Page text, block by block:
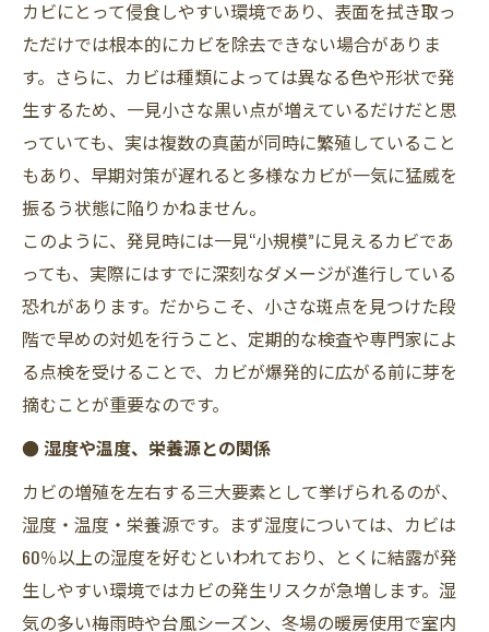
カビにとって侵食しやすい環境であり、表面を拭き取っ
ただけでは根本的にカビを除去できない場合がありま
す。さらに、カビは種類によっては異なる色や形状で発
生するため、一見小さな黒い点が増えているだけだと思
っていても、実は複数の真菌が同時に繁殖していること
もあり、早期対策が遅れると多様なカビが一気に猛威を
振るう状態に陥りかねません。
このように、発見時には一見“小規模”に見えるカビであ
っても、実際にはすでに深刻なダメージが進行している
恐れがあります。だからこそ、小さな斑点を見つけた段
階で早めの対処を行うこと、定期的な検査や専門家によ
る点検を受けることで、カビが爆発的に広がる前に芽を
摘むことが重要なのです。
● 湿度や温度、栄養源との関係
カビの増殖を左右する三大要素として挙げられるのが、
湿度・温度・栄養源です。まず湿度については、カビは
60％以上の湿度を好むといわれており、とくに結露が発
生しやすい環境ではカビの発生リスクが急増します。湿
気の多い梅雨時や台風シーズン、冬場の暖房使用で室内